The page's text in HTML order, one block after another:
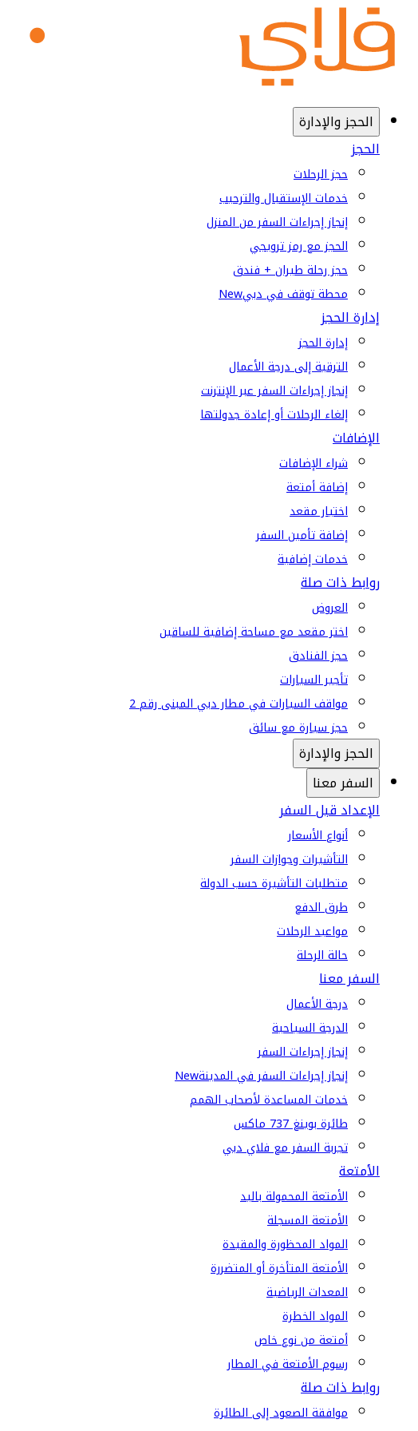
الحجز والإدارة
الحجز
حجز الرحلات
خدمات الإستقبال والترحيب
إنجاز إجراءات السفر من المنزل
الحجز مع رمز ترويجي
حجز رحلة طيران + فندق
محطة توقف في دبيNew
إدارة الحجز
إدارة الحجز
الترقية إلى درجة الأعمال
إنجاز إجراءات السفر عبر الإنترنت
إلغاء الرحلات أو إعادة جدولتها
الإضافات
شراء الإضافات
إضافة أمتعة
اختيار مقعد
إضافة تأمين السفر
خدمات إضافية
روابط ذات صلة
العروض
اختر مقعد مع مساحة إضافية للساقين
حجز الفنادق
تأجير السيارات
مواقف السيارات في مطار دبي المبنى رقم 2
حجز سيارة مع سائق
الحجز والإدارة
السفر معنا
الإعداد قبل السفر
أنواع الأسعار
التأشيرات وجوازات السفر
متطلبات التأشيرة حسب الدولة
طرق الدفع
مواعيد الرحلات
حالة الرحلة
السفر معنا
درجة الأعمال
الدرجة السياحية
إنجاز إجراءات السفر
إنجاز إجراءات السفر في المدينةNew
خدمات المساعدة لأصحاب الهمم
طائرة بوينغ 737 ماكس
تجربة السفر مع فلاي دبي
الأمتعة
الأمتعة المحمولة باليد
الأمتعة المسجلة
المواد المحظورة والمقيدة
الأمتعة المتأخرة أو المتضررة
المعدات الرياضية
المواد الخطرة
أمتعة من نوع خاص
رسوم الأمتعة في المطار
روابط ذات صلة
موافقة الصعود إلى الطائرة